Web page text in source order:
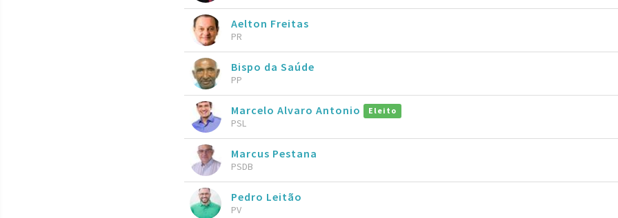
Aelton Freitas
PR
Bispo da Saúde
PP
Marcelo Alvaro Antonio Eleito
PSL
Marcus Pestana
PSDB
Pedro Leitão
PV